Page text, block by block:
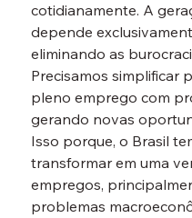
cotidianamente. A
depende
eliminando as
Precisamos simplificar
pleno emprego com
gerando novas
Isso porque, o Brasil
transformar em uma
empregos,
problemas